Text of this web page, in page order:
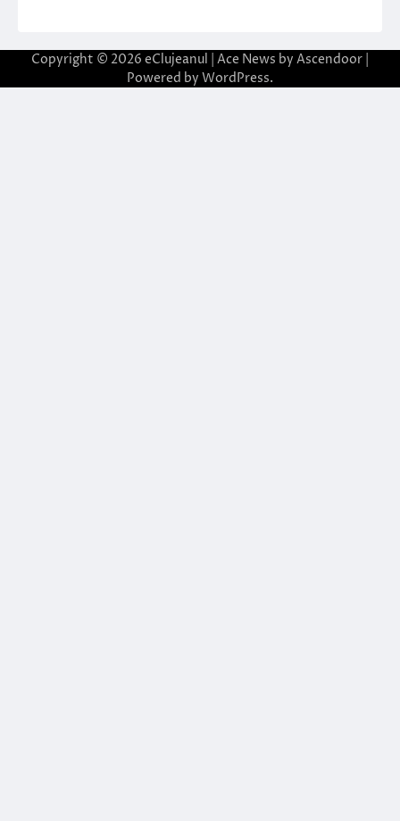
Copyright © 2026 eClujeanul | Ace News by Ascendoor
Powered by WordPress.